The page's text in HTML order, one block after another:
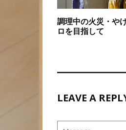
調理中の火災・や
ロを目指して
LEAVE A